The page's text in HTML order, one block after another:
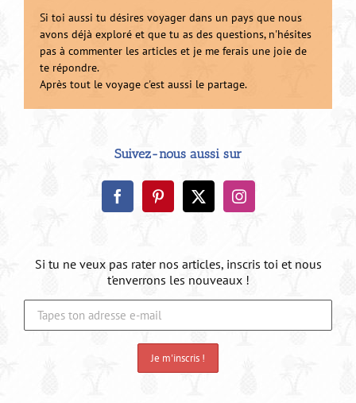
Si toi aussi tu désires voyager dans un pays que nous
avons déjà exploré et que tu as des questions, n'hésites
pas à commenter les articles et je me ferais une joie de
te répondre.
Après tout le voyage c'est aussi le partage.
Suivez-nous aussi sur
Si tu ne veux pas rater nos articles, inscris toi et nous
t'enverrons les nouveaux !